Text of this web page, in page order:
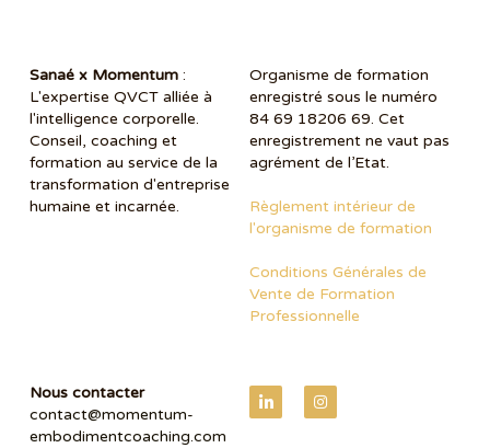
Sanaé x Momentum :
L'expertise QVCT alliée à
l'intelligence corporelle.
Conseil, coaching et
formation au service de la
transformation d'entreprise
humaine et incarnée.
Organisme de formation
enregistré sous le numéro
84 69 18206 69. Cet
enregistrement ne vaut pas
agrément de l’Etat.
Règlement intérieur de
l'organisme de formation
Conditions Générales de
Vente de Formation
Professionnelle
Nous contacter
contact@momentum-
embodimentcoaching.com